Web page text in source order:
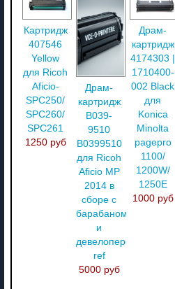
Картридж
407546
Yellow
для Ricoh
Aficio-
SPC250/
SPC260/
SPC261
1250 руб
Драм-
картридж
B039-
9510
B0399510
для Ricoh
Aficio MP
2014 в
сборе с
барабаном
и
девелопером,
ref
5000 руб
Драм-
картридж
4174303 |
1710400-
002 Black
для
Konica
Minolta
pagepro
1100/
1200W/
1250E
1000 руб